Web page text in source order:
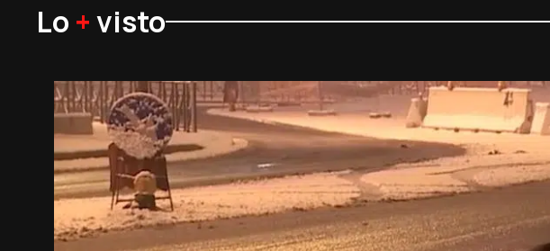
Lo +visto